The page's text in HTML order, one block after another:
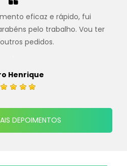
eficaz e rápido, fui
pelo trabalho. Vou ter
pedidos.
Henrique
DEPOIMENTOS